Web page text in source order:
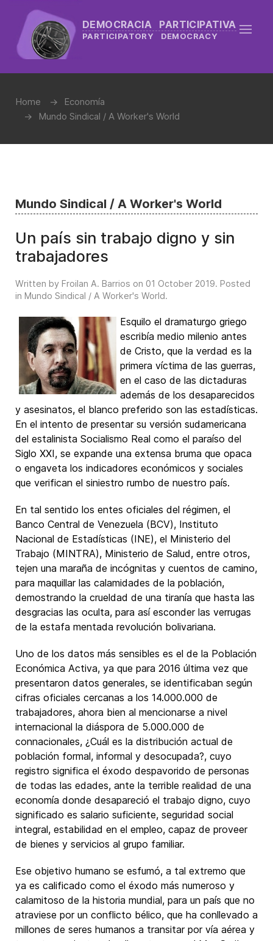
DEMOCRACIA PARTICIPATIVA
PARTICIPATORY DEMOCRACY
Home
Economía
Mundo Sindical / A Worker's World
Mundo Sindical / A Worker's World
Un país sin trabajo digno y sin
trabajadores
Written by Froilan A. Barrios on 01 October 2019. Posted
in Mundo Sindical / A Worker's World.
Esquilo el dramaturgo griego
escribía medio milenio antes
de Cristo, que la verdad es la
primera víctima de las guerras,
en el caso de las dictaduras
además de los desaparecidos
y asesinatos, el blanco preferido son las estadísticas.
En el intento de presentar su versión sudamericana
del estalinista Socialismo Real como el paraíso del
Siglo XXI, se expande una extensa bruma que opaca
o engaveta los indicadores económicos y sociales
que verifican el siniestro rumbo de nuestro país.
En tal sentido los entes oficiales del régimen, el
Banco Central de Venezuela (BCV), Instituto
Nacional de Estadísticas (INE), el Ministerio del
Trabajo (MINTRA), Ministerio de Salud, entre otros,
tejen una maraña de incógnitas y cuentos de camino,
para maquillar las calamidades de la población,
demostrando la crueldad de una tiranía que hasta las
desgracias las oculta, para así esconder las verrugas
de la estafa mentada revolución bolivariana.
Uno de los datos más sensibles es el de la Población
Económica Activa, ya que para 2016 última vez que
presentaron datos generales, se identificaban según
cifras oficiales cercanas a los 14.000.000 de
trabajadores, ahora bien al mencionarse a nivel
internacional la diáspora de 5.000.000 de
connacionales, ¿Cuál es la distribución actual de
población formal, informal y desocupada?, cuyo
registro significa el éxodo despavorido de personas
de todas las edades, ante la terrible realidad de una
economía donde desapareció el trabajo digno, cuyo
significado es salario suficiente, seguridad social
integral, estabilidad en el empleo, capaz de proveer
de bienes y servicios al grupo familiar.
Ese objetivo humano se esfumó, a tal extremo que
ya es calificado como el éxodo más numeroso y
calamitoso de la historia mundial, para un país que no
atraviese por un conflicto bélico, que ha conllevado a
millones de seres humanos a transitar por vía aérea y